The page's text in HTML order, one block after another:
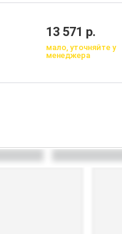
13 571 р.
мало, уточняйте у
менеджера